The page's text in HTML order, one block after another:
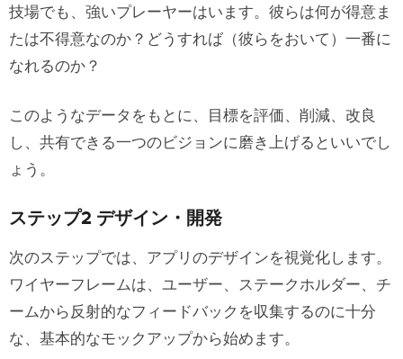
1. デザイン-開発間のシンプルなハンドオ
フ
2. 実測データ
3. 連携・共有機能
1. 多方向のナビゲーション
2. インクルーシブデザイン
3. ダークモード
UXPinでアプリデザインを構築しよう
技場でも、強いプレーヤーはいます。彼らは何が得意ま
たは不得意なのか？どうすれば（彼らをおいて）一番に
なれるのか？
このようなデータをもとに、目標を評価、削減、改良
し、共有できる一つのビジョンに磨き上げるといいでし
ょう。
ステップ2 デザイン・開発
次のステップでは、アプリのデザインを視覚化します。
ワイヤーフレームは、ユーザー、ステークホルダー、チ
ームから反射的なフィードバックを収集するのに十分
な、基本的なモックアップから始めます。